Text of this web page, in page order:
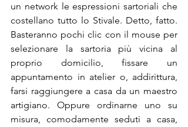
un network le espressioni sartoriali che
costellano tutto lo Stivale. Detto, fatto.
Basteranno pochi clic con il mouse per
selezionare la sartoria più vicina al
proprio domicilio, fissare un
appuntamento in atelier o, addirittura,
farsi raggiungere a casa da un maestro
artigiano. Oppure ordinarne uno su
misura, comodamente seduti a casa,